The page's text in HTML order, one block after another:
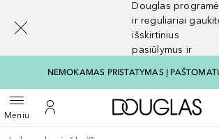
Douglas
ir reguliariai
išskirtinius
pasiūlymus ir
NEMOKAMAS PRISTATYMAS Į
MeniuAtidaryti meniuĮ mano paskyrą
Į
Grįžk atgal
Vykdykite paiešką
[navigation.slideout.screenreader]